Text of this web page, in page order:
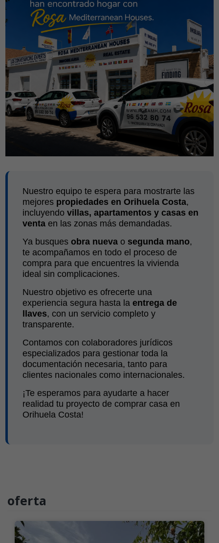
Nuestro equipo te espera para mostrarte las
mejores propiedades en Orihuela Costa,
incluyendovillas, apartamentos y casas en
venta en las zonas más demandadas.
Ya busquesobra nueva o segunda mano,
te acompañamos en todo el proceso de
compra para que encuentres la vivienda
ideal sin complicaciones.
Nuestro objetivo es ofrecerte una
experiencia segura hasta laentrega de
llaves, con un servicio completo y
transparente.
Contamos con colaboradores jurídicos
especializados para gestionar toda la
documentación necesaria, tanto para
clientes nacionales como internacionales.
¡Te esperamos para ayudarte a hacer
realidad tu proyecto de comprar casa en
Orihuela Costa!
oferta